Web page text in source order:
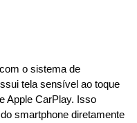
o sistema de
tela sensível ao toque
Apple CarPlay. Isso
smartphone diretamente